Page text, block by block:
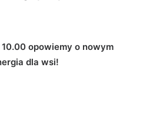
opowiemy o nowym
dla wsi!